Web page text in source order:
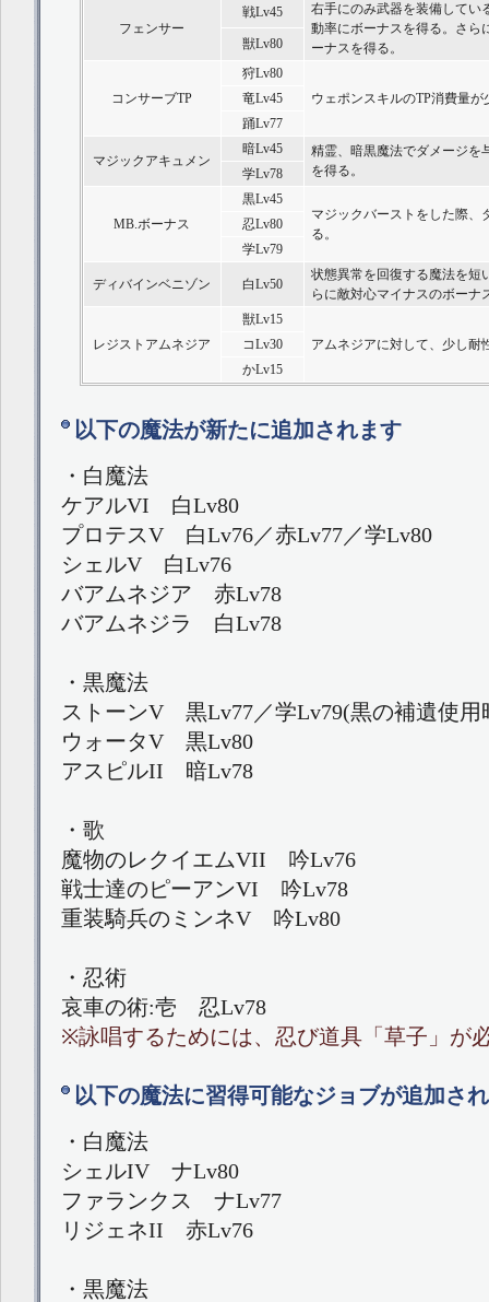
フェンサー
戦Lv45
右手にのみ武器を装備してい
動率にボーナスを得る。さら
ーナスを得る。
獣Lv80
コンサーブTP
狩Lv80
ウェポンスキルのTP消費量が
竜Lv45
踊Lv77
マジックアキュメン
暗Lv45
精霊、暗黒魔法でダメージを
を得る。
学Lv78
MB.ボーナス
黒Lv45
マジックバーストをした際、
る。
忍Lv80
学Lv79
ディバインベニゾン 白Lv50
状態異常を回復する魔法を短
らに敵対心マイナスのボーナ
レジストアムネジア
獣Lv15
アムネジアに対して、少し耐
コLv30
かLv15
以下の魔法が新たに追加されます
・白魔法
ケアルVI 白Lv80
プロテスV 白Lv76／赤Lv77／学Lv80
シェルV 白Lv76
バアムネジア 赤Lv78
バアムネジラ 白Lv78
・黒魔法
ストーンV 黒Lv77／学Lv79(黒の補遺使用
ウォータV 黒Lv80
アスピルII 暗Lv78
・歌
魔物のレクイエムVII 吟Lv76
戦士達のピーアンVI 吟Lv78
重装騎兵のミンネV 吟Lv80
・忍術
哀車の術:壱 忍Lv78
※詠唱するためには、忍び道具「草子」が
以下の魔法に習得可能なジョブが追加さ
・白魔法
シェルIV ナLv80
ファランクス ナLv77
リジェネII 赤Lv76
・黒魔法